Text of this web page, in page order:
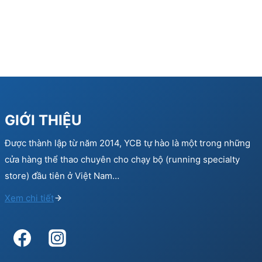
GIỚI THIỆU
Được thành lập từ năm 2014, YCB tự hào là một trong những
cửa hàng thể thao chuyên cho chạy bộ (running specialty
store) đầu tiên ở Việt Nam…
Xem chi tiết